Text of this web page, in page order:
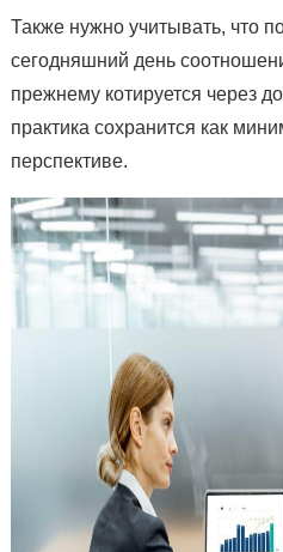
Также нужно учитывать, что
сегодняшний день
прежнему котируется через
практика сохранится как
перспективе.